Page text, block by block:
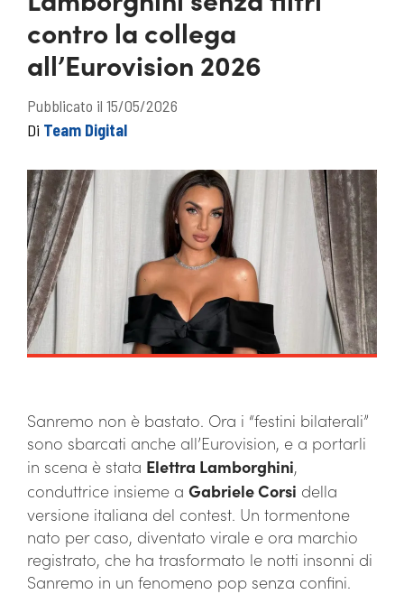
contro la collega
all’Eurovision 2026
Pubblicato il 15/05/2026
Di Team Digital
Sanremo non è bastato. Ora i “festini bilaterali”
sono sbarcati anche all’Eurovision, e a portarli
in scena è stata Elettra Lamborghini,
conduttrice insieme a Gabriele Corsi della
versione italiana del contest. Un tormentone
nato per caso, diventato virale e ora marchio
registrato, che ha trasformato le notti insonni di
Sanremo in un fenomeno pop senza confini.